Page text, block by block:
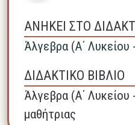
ΑΝΗΚΕΙ ΣΤΟ
Άλγεβρα (A΄ Λυκείου
ΔΙΔΑΚΤΙΚΟ ΒΙΒΛΙΟ
Άλγεβρα (A΄ Λυκείου
μαθήτριας